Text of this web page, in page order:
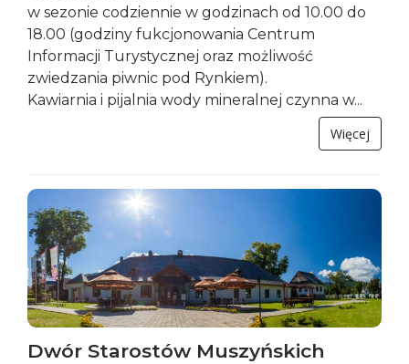
w sezonie codziennie w godzinach od 10.00 do
18.00 (godziny fukcjonowania Centrum
Informacji Turystycznej oraz możliwość
zwiedzania piwnic pod Rynkiem).
Kawiarnia i pijalnia wody mineralnej czynna w...
Więcej
Dwór Starostów Muszyńskich